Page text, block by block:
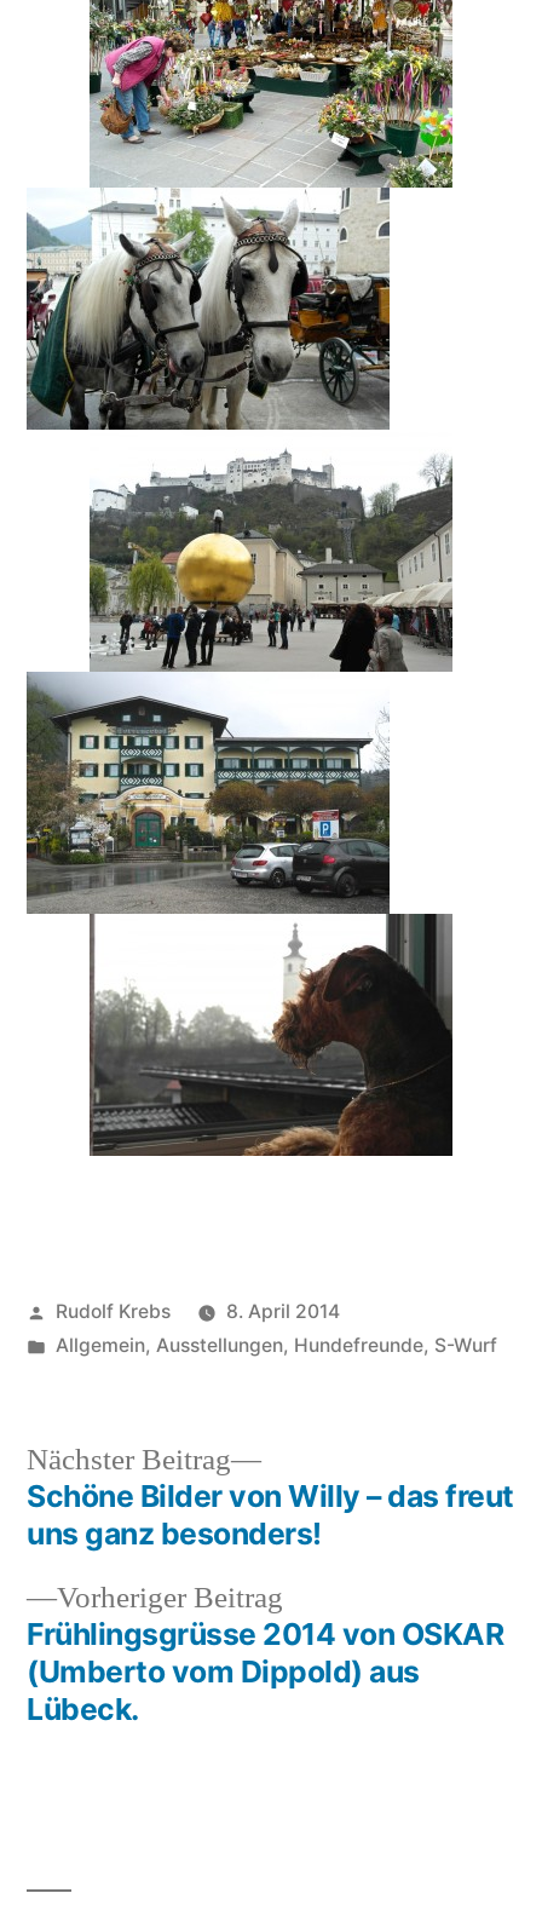
Veröffentlicht
von
Rudolf Krebs
8. April 2014
Veröffentlicht
Allgemein, Ausstellungen, Hundefreunde, S-Wurf
Beitragsnavigation
Vorheriger Beitrag
Beitrag:
Frühlingsgrüsse 2014 von OSKAR
(Umberto vom Dippold) aus
Lübeck.
Nächster Beitrag
Nächster
Beitrag:
Schöne Bilder von Willy – das freut
uns ganz besonders!